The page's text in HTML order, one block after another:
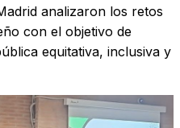
analizaron los retos
con el objetivo de
equitativa, inclusiva y